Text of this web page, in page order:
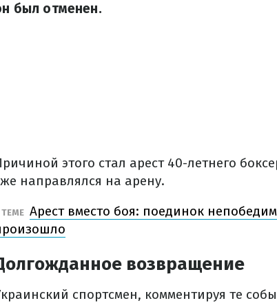
был отменен.
этого стал арест 40-летнего
направлялся на арену.
ТЕМЕ Арест вместо боя: поединок
возвращение
спортсмен, комментируя те